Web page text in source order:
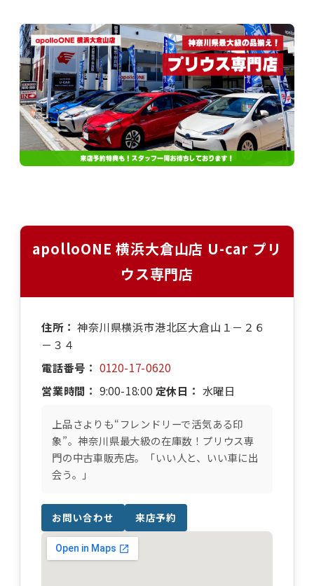
apolloONE 横浜大倉山店 U-car プリ
ウス専門店
住所：神奈川県横浜市港北区大倉山１－２６
－３４
電話番号： 0120-17-0620
営業時間： 9:00-18:00 定休日： 水曜日
上品さよりも“フレンドリーで活気ある印
象”。神奈川県最大級の在庫数！プリウス専
門の中古車販売店。「いい人と、いい車に出
会う。」
お問い合わせ 来店予約